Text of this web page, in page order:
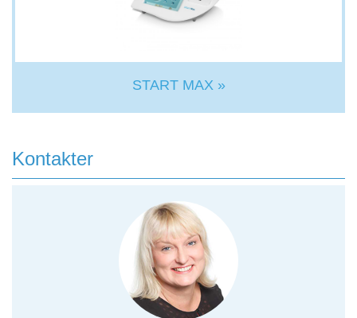
START MAX »
Kontakter